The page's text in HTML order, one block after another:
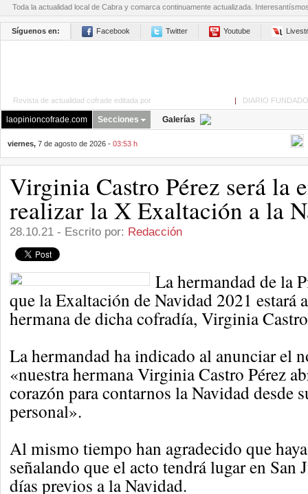
Toda la actualidad local de Cabra y comarca continuamente actualizada.
Síguenos en: Facebook Twitter Youtube
Revista de actualidad cofrade editada por | DIARIO
laopinioncofrade.com Secciones Galerías
viernes, 7 de agosto de 2026 - 03:53 h
Virginia Castro Pérez será la
realizar la X Exaltación a la
28.10.21 - Escrito por: Redacción
La hermandad de la
que la Exaltación de Navidad 2021 estará
hermana de dicha cofradía, Virginia
La hermandad ha indicado al anunciar el
«nuestra hermana Virginia Castro Pérez
corazón para contarnos la Navidad desde
personal».
Al mismo tiempo han agradecido que
señalando que el acto tendrá lugar en San
días previos a la Navidad.